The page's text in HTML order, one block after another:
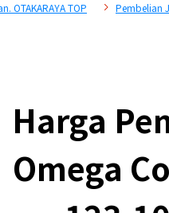
OTAKARAYA TOP Pembelian
Harga
Omega